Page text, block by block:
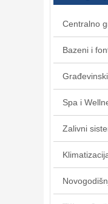
Centralno
Bazeni i
Spa i
Zalivni